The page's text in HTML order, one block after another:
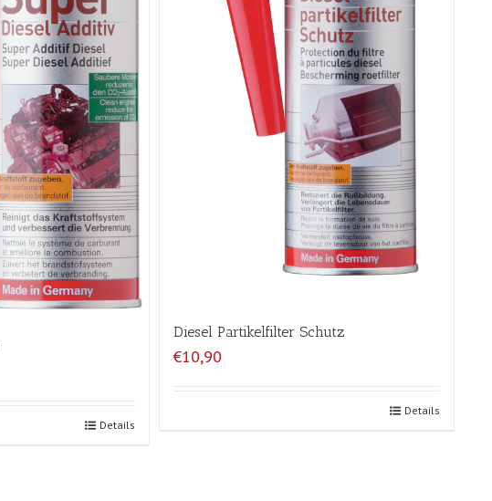
Details
Diesel Partikelfilter Schutz
€10,90
Details